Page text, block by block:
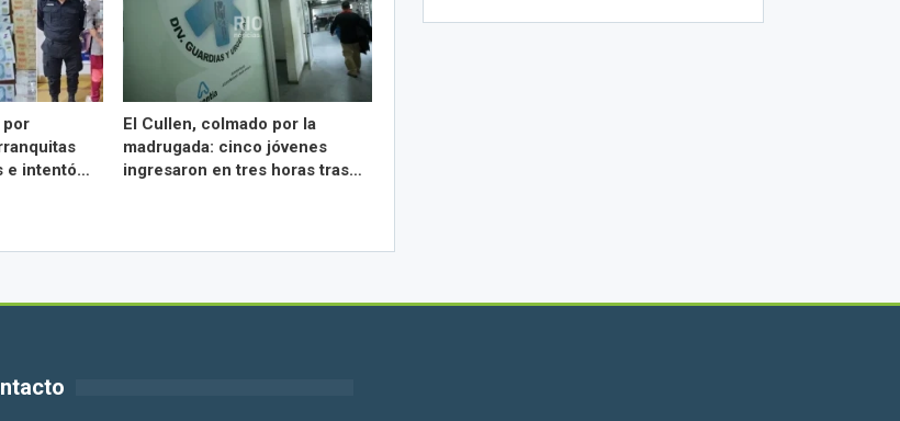
por
e intentó…
El Cullen, colmado por la
madrugada: cinco jóvenes
ingresaron en tres horas tras…